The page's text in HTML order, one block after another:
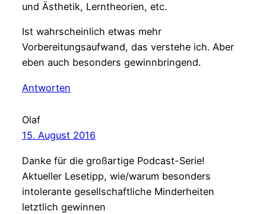
und Ästhetik, Lerntheorien, etc.
Ist wahrscheinlich etwas mehr
Vorbereitungsaufwand, das verstehe ich. Aber
eben auch besonders gewinnbringend.
Antworten
Olaf
15. August 2016
Danke für die großartige Podcast-Serie!
Aktueller Lesetipp, wie/warum besonders
intolerante gesellschaftliche Minderheiten
letztlich gewinnen